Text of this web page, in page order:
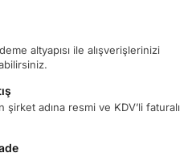
altyapısı ile alışverişlerinizi
adına resmi ve KDV’li faturalı